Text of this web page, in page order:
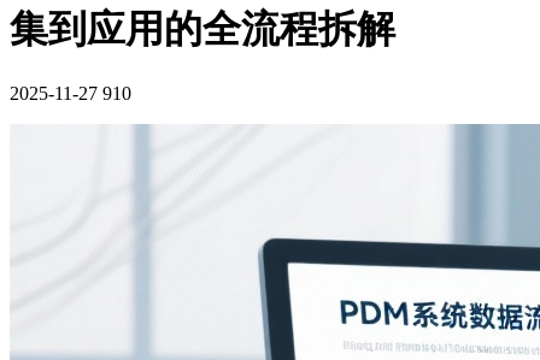
集到应用的全流程拆解
2025-11-27 910